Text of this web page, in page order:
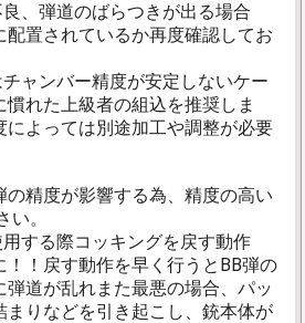
、弾道のばらつきが出る場合
配置されているか再度確認してお
ャンバー精度が安定しないケー
れた上級者の組込を推奨しま
によっては別途加工や調整が必要
精度が影響する為、精度の高い
。
する際コッキングを戻す動作
！！戻す動作を早く行うとBB弾の
道が乱れまた最悪の場合、パッ
まりなどを引き起こし、銃本体が